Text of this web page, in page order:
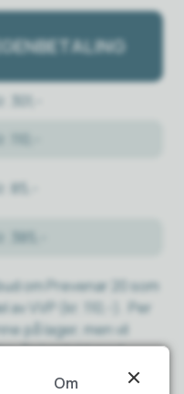
301,-
110,-
85,-
385,-
om Prevenar 20 som
VVP (kr. 110,-). Per
på lager, men vil
Ta kontakt med
Om